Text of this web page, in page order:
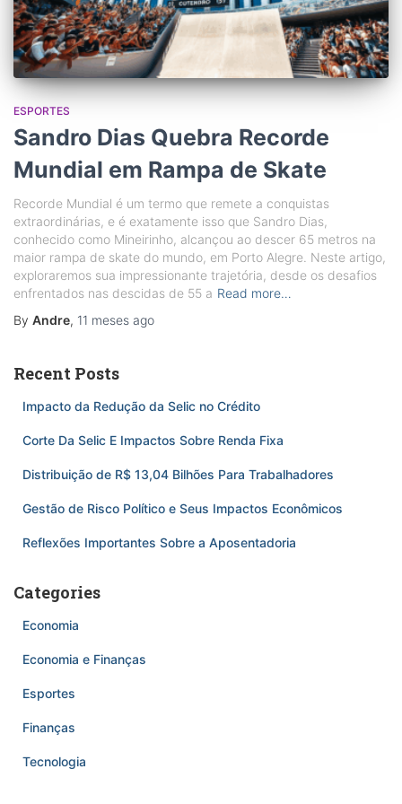
ESPORTES
Sandro Dias Quebra Recorde
Mundial em Rampa de Skate
Recorde Mundial é um termo que remete a conquistas
extraordinárias, e é exatamente isso que Sandro Dias,
conhecido como Mineirinho, alcançou ao descer 65 metros na
maior rampa de skate do mundo, em Porto Alegre. Neste artigo,
exploraremos sua impressionante trajetória, desde os desafios
enfrentados nas descidas de 55 a Read more…
By Andre, 11 meses ago
Recent Posts
Impacto da Redução da Selic no Crédito
Corte Da Selic E Impactos Sobre Renda Fixa
Distribuição de R$ 13,04 Bilhões Para Trabalhadores
Gestão de Risco Político e Seus Impactos Econômicos
Reflexões Importantes Sobre a Aposentadoria
Categories
Economia
Economia e Finanças
Esportes
Finanças
Tecnologia